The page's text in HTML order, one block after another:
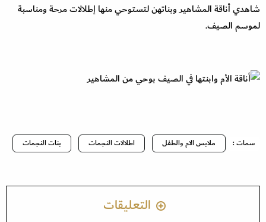
شاهدي أناقة المشاهير وبناتهن لتستوحي منها إطلالات مرحة ومناسبة
لموسم الصيف.
سمات : ملابس الام والطفل اطلالات النجمات بنات النجمات
التعليقات